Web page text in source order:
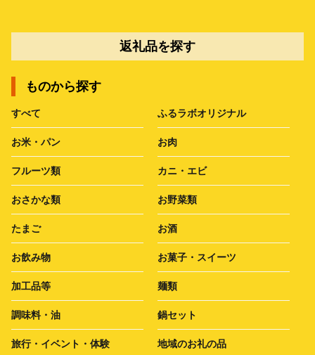
返礼品を探す
ものから探す
すべて ふるラボオリジナル
お米・パン お肉
フルーツ類 カニ・エビ
おさかな類 お野菜類
たまご お酒
お飲み物 お菓子・スイーツ
加工品等 麺類
調味料・油 鍋セット
旅行・イベント・体験 地域のお礼の品